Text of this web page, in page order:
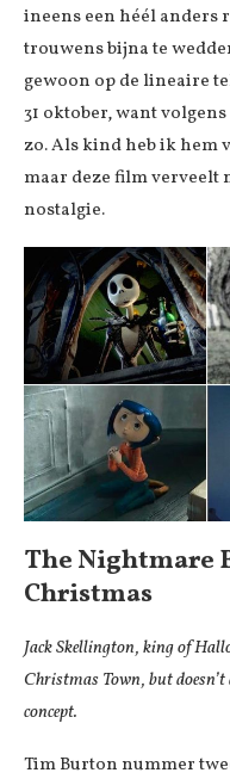
ineens een héél anders
trouwens bijna te
gewoon op de lineaire
31 oktober, want
zo. Als kind heb ik hem
maar deze film verveelt
nostalgie.
The Nightmare
Christmas
Jack Skellington, king of
Christmas Town, but
concept.
Tim Burton nummer